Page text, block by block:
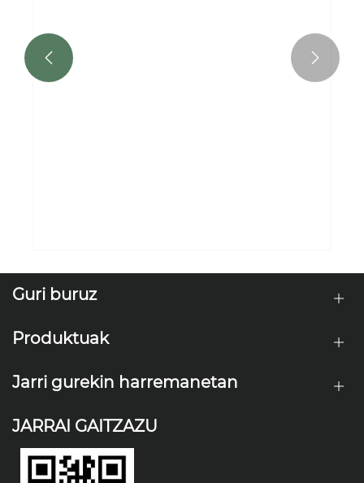
 
Guri buruz
Produktuak
Jarri gurekin harremanetan
JARRAI GAITZAZU